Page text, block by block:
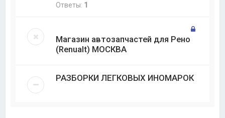
Ответы: 1
Магазин автозапчастей для Рено
(Renualt) МОСКВА
РАЗБОРКИ ЛЕГКОВЫХ ИНОМАРОК